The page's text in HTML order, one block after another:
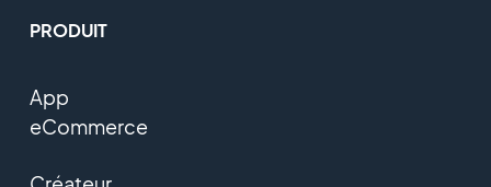
PRODUIT
App
eCommerce